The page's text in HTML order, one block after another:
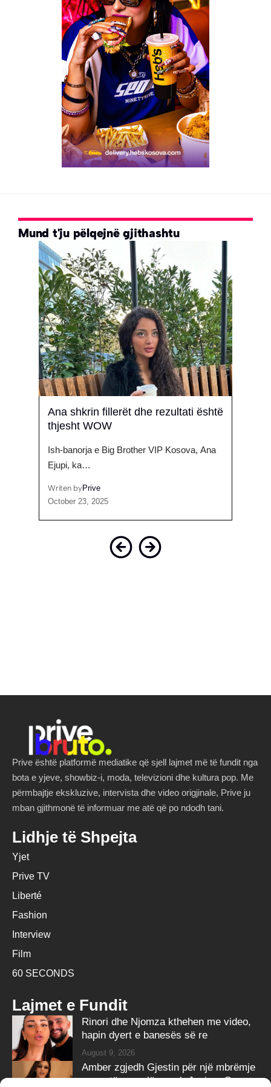
Mund t'ju pëlqejnë gjithashtu
Ana shkrin fillerët dhe rezultati është
thjesht WOW
Ish-banorja e Big Brother VIP Kosova, Ana
Ejupi, ka…
Writen byPrive
October 23, 2025
Prive është platformë mediatike që sjell lajmet më të fundit nga
bota e yjeve, showbiz-i, moda, televizioni dhe kultura pop. Me
përmbajtje ekskluzive, intervista dhe video origjinale, Prive ju
mban gjithmonë të informuar me atë që po ndodh tani.
Lidhje të Shpejta
Yjet
Prive TV
Liberté
Fashion
Interview
Film
60 SECONDS
Lajmet e Fundit
Rinori dhe Njomza kthehen me video,
hapin dyert e banesës së re
August 9, 2026
Amber zgjedh Gjestin për një mbrëmje
me gotë vere, lë anash Jozin e G-